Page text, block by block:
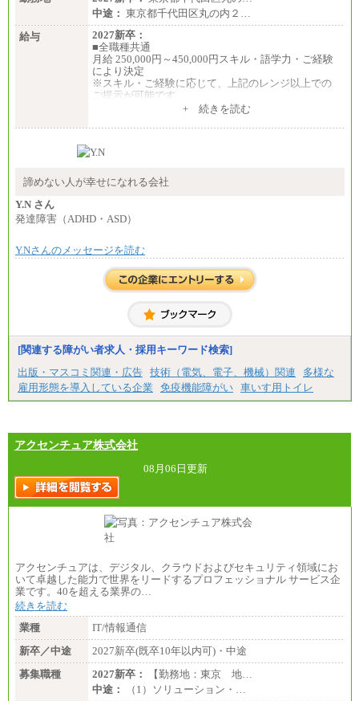
中途： 東京都千代田区丸の内２…
給与
2027新卒：
■全職種共通
月給 250,000円～450,000円スキル・語学力・ご経験
により決定
※スキル・ご経験に応じて、上記のレンジ以上での
ご提示が可能です
※短時間勤務制度(週３０時間）を利用しない場合の
中途：
月給 250,000円～450,000円スキル・語学力・ご経験
※スキル・ご経験に応じて、上記のレンジ以上での
ご提示が可能です
月給となります
+ 続きを読む
諦めない人が幸せになれる会社
Y.N さん
発達障害（ADHD・ASD）
Y.Nさんのメッセージを読む
[関連する障がい者求人・採用キーワード検索]
出版・マスコミ関連・広告 技術（電気、電子、機械）関連
多様な
雇用形態を導入している企業
免疫機能障がい 車いす用トイレ
アクセンチュア株式会社
08月06日更新
アクセンチュアは、デジタル、クラウドおよびセキュリティ領域にお
いて卓越した能力で世界をリードするプロフェッショナル サービス企
業です。40を超える業界の…
続きを読む
業種
IT/情報通信
新卒／中途
2027新卒(既卒10年以内可)・中途
募集職種
2027新卒：
【勤務地：東京 地…
中途：
（1）ソリューション・…